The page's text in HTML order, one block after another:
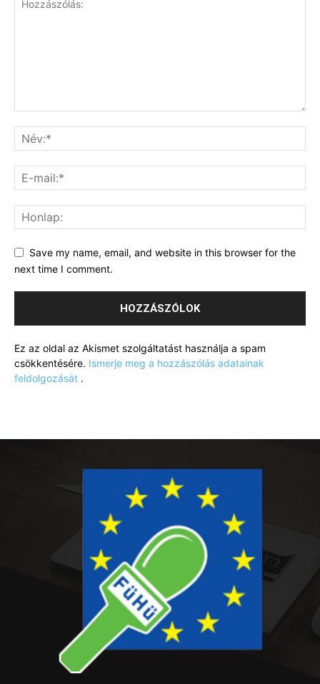
Save my name, email, and website in this browser for the
next time I comment.
Ez az oldal az Akismet szolgáltatást használja a spam
csökkentésére. Ismerje meg a hozzászólás adatainak
feldolgozását .